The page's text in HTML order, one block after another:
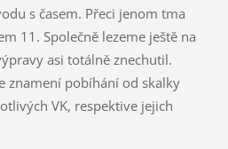
s časem. Přeci jenom tma
11. Společně lezeme ještě na
asi totálně znechutil.
znamení pobíhání od skalky
VK, respektive jejich